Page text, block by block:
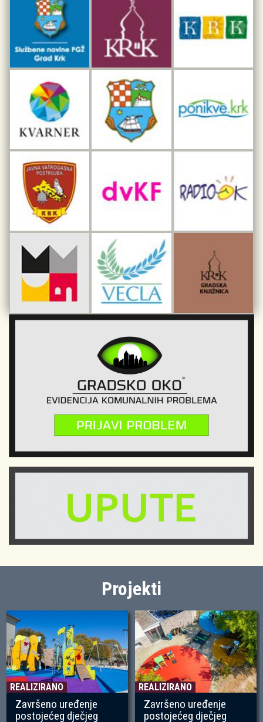
Dar iz Krka
Interpretacijski centar pomorske baštine
Projekti
REALIZIRANO
Završeno uređenje
postojećeg dječjeg
REALIZIRANO
Završeno uređenje
postojećeg dječjeg